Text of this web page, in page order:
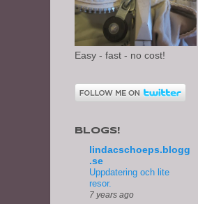
Easy - fast - no cost!
BLOGS!
lindacschoeps.blogg
.se
Uppdatering och lite
resor.
7 years ago